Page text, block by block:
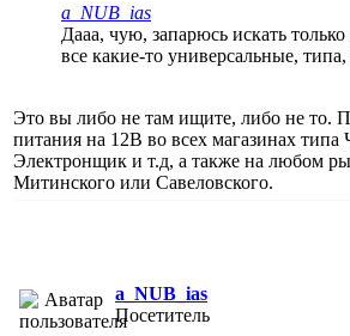
a_NUB_ias
Дааа, чую, запарюсь искать
все какие-то универсальные,
Это вы либо не там ищите, либо не то.
питания на 12В во всех магазинах
Электронщик и т.д, а также на любом
Митинского или Савеловского.
a_NUB_ias
Посетитель